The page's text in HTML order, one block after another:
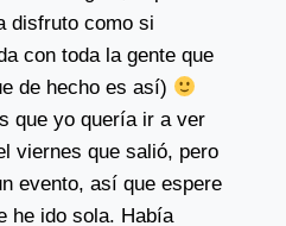
disfruto como si
con toda la gente que
de hecho es así)
que yo quería ir a ver
viernes que salió, pero
evento, así que espere
he ido sola. Había